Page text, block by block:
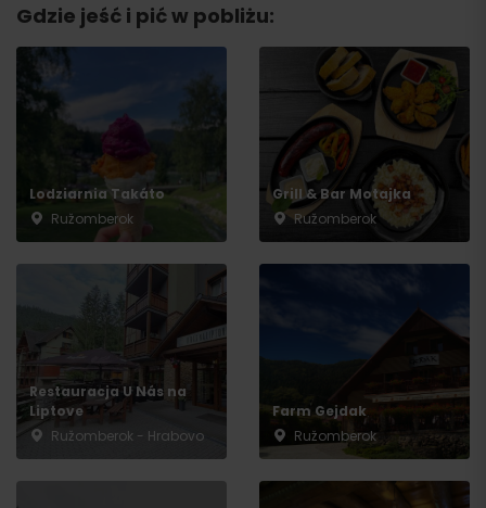
Gdzie jeść i pić w pobliżu:
Lodziarnia Takáto
Ružomberok
Grill & Bar Motajka
Ružomberok
Restauracja U Nás na
Liptove
Ružomberok - Hrabovo
Farm Gejdak
Ružomberok